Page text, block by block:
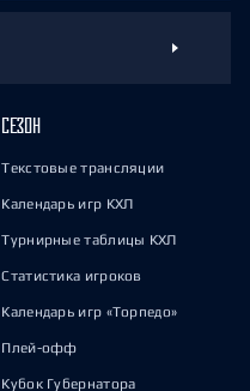
СЕЗОН
Текстовые трансляции
Календарь игр КХЛ
Турнирные таблицы КХЛ
Статистика игроков
Календарь игр «Торпедо»
Плей-офф
Кубок Губернатора